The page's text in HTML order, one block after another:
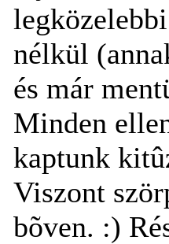
nélkül
és már
Minden
kaptunk
Viszont
bõven. :)